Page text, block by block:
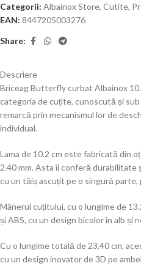
Categorii: Albainox Store, Cutite,
EAN: 8447205003276
Share:
Descriere
Briceag Butterfly curbat Albainox
categoria de cuțite, cunoscută și
remarcă prin mecanismul lor de
individual.
Lama de 10.2 cm este fabricată din
2.40 mm. Asta îi conferă
cu un tăiș ascuțit pe o singură
Mânerul cuțitului, cu o lungime de
și ABS, cu un design bicolor în alb și
Cu o lungime totală de 23.40 cm,
cu un design inovator de 3D pe